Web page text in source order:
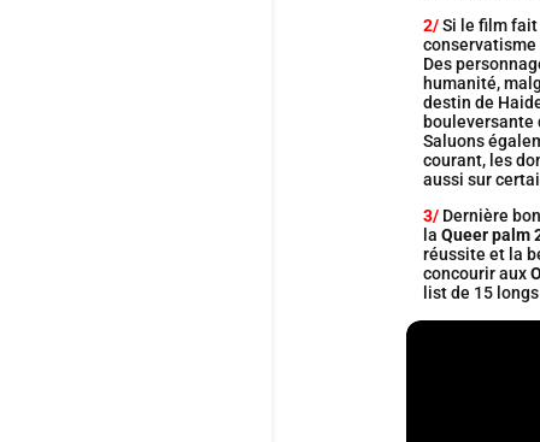
2/Si le film fait
conservatisme
Des
humanité,
destin de
bouleversante
Saluons
courant, les
aussi sur
3/Dernière
la Queer palm
réussite et la
concourir aux
list de 15